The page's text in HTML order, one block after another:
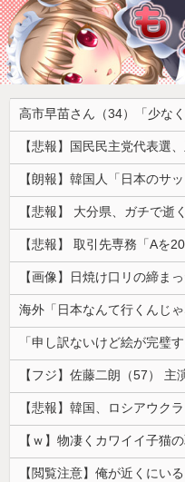
【悲報】 大分県、ガチで逝
【悲報】韓国、ロシアウク
【ｗ】物凄くカワイイ子猫
【閲覧注意】俺が近くにい